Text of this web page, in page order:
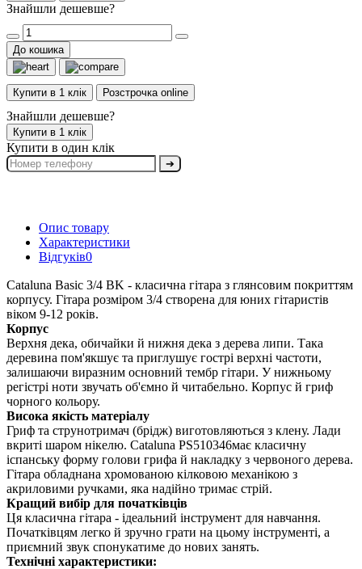
Знайшли дешевше?
До кошика
Купити в 1 клік Розстрочка online
Знайшли дешевше?
Купити в 1 клік
Купити в один клік
➔
Опис товару
Характеристики
Відгуків0
Cataluna Basic 3/4 BK - класична гітара з глянсовим покриттям
корпусу. Гітара розміром 3/4 створена для юних гітаристів
віком 9-12 років.
Корпус
Верхня дека, обичайки й нижня дека з дерева липи. Така
деревина пом'якшує та приглушує гострі верхні частоти,
залишаючи виразним основний тембр гітари. У нижньому
регістрі ноти звучать об'ємно й читабельно. Корпус й гриф
чорного кольору.
Висока якість матеріалу
Гриф та струнотримач (брідж) виготовляються з клену. Лади
вкриті шаром нікелю. Cataluna PS510346має класичну
іспанську форму голови грифа й накладку з червоного дерева.
Гітара обладнана хромованою кілковою механікою з
акриловими ручками, яка надійно тримає стрій.
Кращий вибір для початківців
Ця класична гітара - ідеальний інструмент для навчання.
Початківцям легко й зручно грати на цьому інструменті, а
приємний звук спонукатиме до нових занять.
Технічні характеристики: